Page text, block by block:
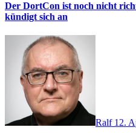
Der DortCon ist noch nicht
kündigt sich an
Ralf 12.